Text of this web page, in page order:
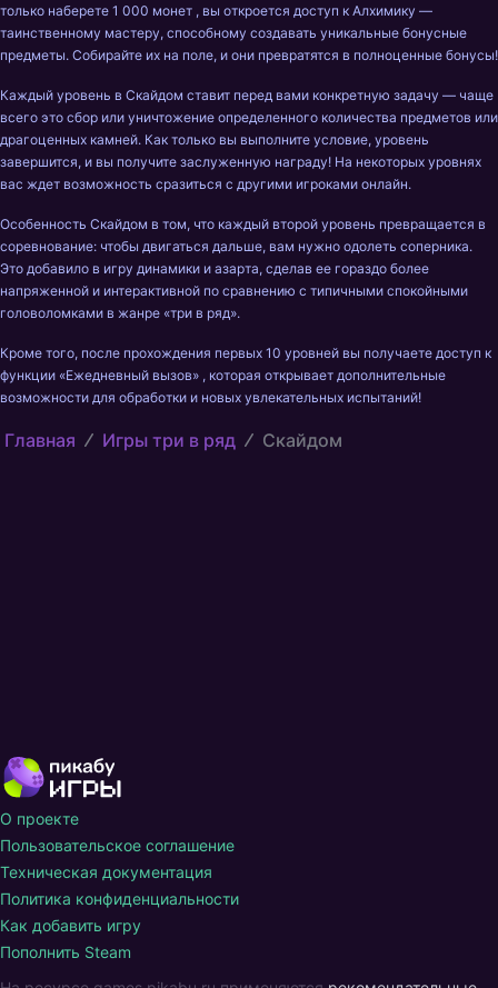
только наберете 1 000 монет , вы откроется доступ к Алхимику —
таинственному мастеру, способному создавать уникальные бонусные
предметы. Собирайте их на поле, и они превратятся в полноценные бонусы!
Каждый уровень в Скайдом ставит перед вами конкретную задачу — чаще
всего это сбор или уничтожение определенного количества предметов или
драгоценных камней. Как только вы выполните условие, уровень
завершится, и вы получите заслуженную награду! На некоторых уровнях
вас ждет возможность сразиться с другими игроками онлайн.
Особенность Скайдом в том, что каждый второй уровень превращается в
соревнование: чтобы двигаться дальше, вам нужно одолеть соперника.
Это добавило в игру динамики и азарта, сделав ее гораздо более
напряженной и интерактивной по сравнению с типичными спокойными
головоломками в жанре «три в ряд».
Кроме того, после прохождения первых 10 уровней вы получаете доступ к
функции «Ежедневный вызов» , которая открывает дополнительные
возможности для обработки и новых увлекательных испытаний!
Главная Игры три в ряд Скайдом
О проекте
Пользовательское соглашение
Техническая документация
Политика конфиденциальности
Как добавить игру
Пополнить Steam